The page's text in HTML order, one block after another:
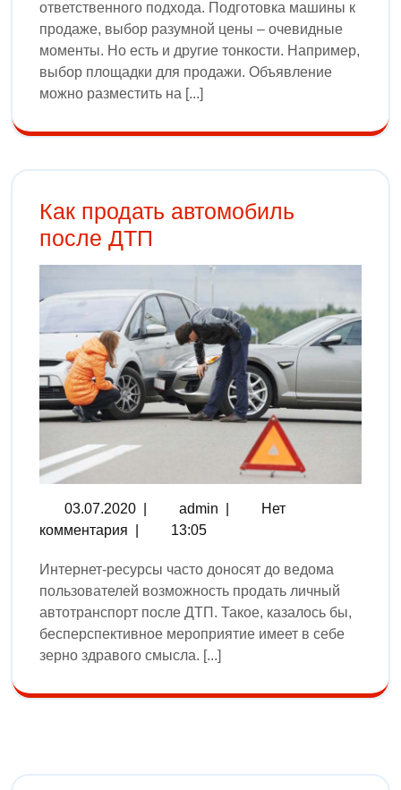
ответственного подхода. Подготовка машины к
продаже, выбор разумной цены – очевидные
моменты. Но есть и другие тонкости. Например,
выбор площадки для продажи. Объявление
можно разместить на [...]
Как продать автомобиль
после ДТП
03.07.2020 admin
Нет
комментария
13:05
Интернет-ресурсы часто доносят до ведома
пользователей возможность продать личный
автотранспорт после ДТП. Такое, казалось бы,
бесперспективное мероприятие имеет в себе
зерно здравого смысла. [...]